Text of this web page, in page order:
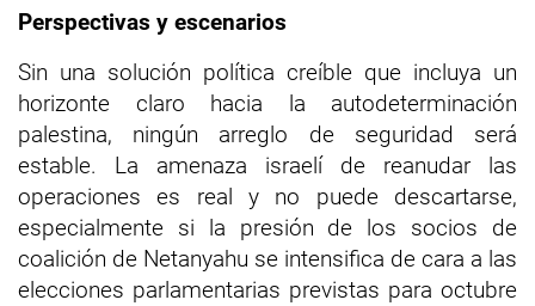
Perspectivas y escenarios
Sin una solución política creíble que incluya un
horizonte claro hacia la autodeterminación
palestina, ningún arreglo de seguridad será
estable. La amenaza israelí de reanudar las
operaciones es real y no puede descartarse,
especialmente si la presión de los socios de
coalición de Netanyahu se intensifica de cara a las
elecciones parlamentarias previstas para octubre